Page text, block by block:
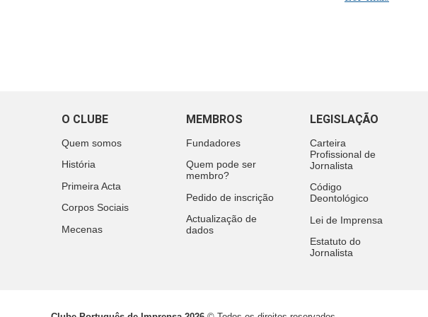
O CLUBE
Quem somos
História
Primeira Acta
Corpos Sociais
Mecenas
MEMBROS
Fundadores
Quem pode ser
membro?
Pedido de inscrição
Actualização de
dados
LEGISLAÇÃO
Carteira
Profissional de
Jornalista
Código
Deontológico
Lei de Imprensa
Estatuto do
Jornalista